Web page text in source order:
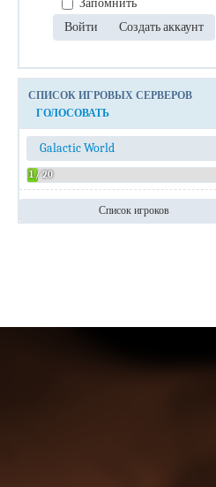
Запомнить
СПИСОК ИГРОВЫХ СЕРВЕРОВ
ГОЛОСОВАТЬ
Galactic World
1 / 20
Список игроков